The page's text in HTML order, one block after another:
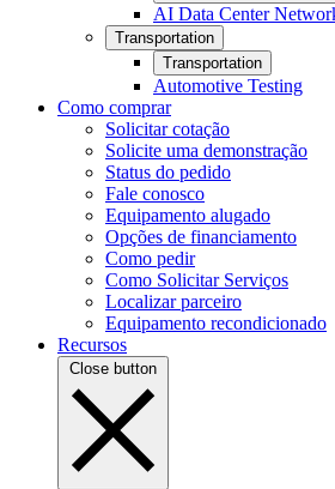
AI Data Center
Transportation
Transportation
Automotive Testing
Como comprar
Solicitar cotação
Solicite uma demonstração
Status do pedido
Fale conosco
Equipamento alugado
Opções de financiamento
Como pedir
Como Solicitar Serviços
Localizar parceiro
Equipamento recondicionado
Recursos
Close button